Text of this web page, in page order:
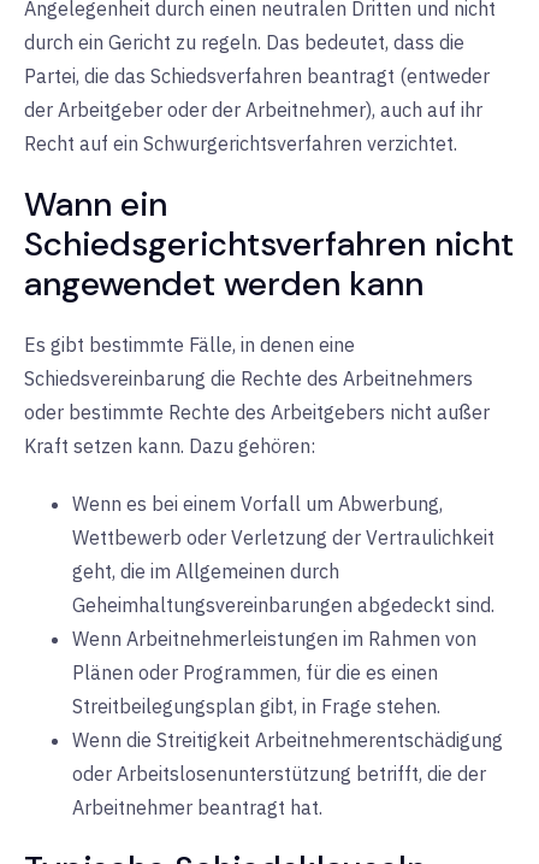
Angelegenheit durch einen neutralen Dritten und nicht
durch ein Gericht zu regeln. Das bedeutet, dass die
Partei, die das Schiedsverfahren beantragt (entweder
der Arbeitgeber oder der Arbeitnehmer), auch auf ihr
Recht auf ein Schwurgerichtsverfahren verzichtet.
Wann ein
Schiedsgerichtsverfahren nicht
angewendet werden kann
Es gibt bestimmte Fälle, in denen eine
Schiedsvereinbarung die Rechte des Arbeitnehmers
oder bestimmte Rechte des Arbeitgebers nicht außer
Kraft setzen kann. Dazu gehören:
Wenn es bei einem Vorfall um Abwerbung,
Wettbewerb oder Verletzung der Vertraulichkeit
geht, die im Allgemeinen durch
Geheimhaltungsvereinbarungen abgedeckt sind.
Wenn Arbeitnehmerleistungen im Rahmen von
Plänen oder Programmen, für die es einen
Streitbeilegungsplan gibt, in Frage stehen.
Wenn die Streitigkeit Arbeitnehmerentschädigung
oder Arbeitslosenunterstützung betrifft, die der
Arbeitnehmer beantragt hat.